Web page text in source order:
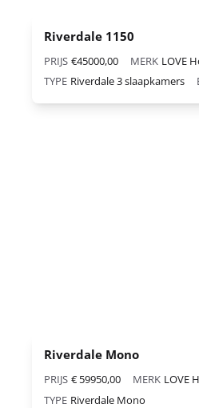
Riverdale 1150
PRIJS €45000,00 MERK LOVE
TYPE Riverdale 3 slaapkamers
Riverdale Mono
PRIJS € 59950,00 MERK LOVE
TYPE Riverdale Mono